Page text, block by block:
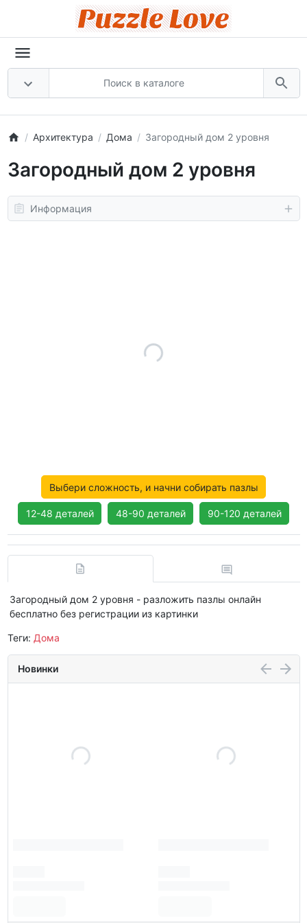
Архитектура Дома Загородный дом 2 уровня
Загородный дом 2 уровня
Информация
Выбери сложность, и начни собирать пазлы
12-48 деталей 48-90 деталей 90-120 деталей
Загородный дом 2 уровня - разложить пазлы онлайн
бесплатно без регистрации из картинки
Теги: Дома
Новинки